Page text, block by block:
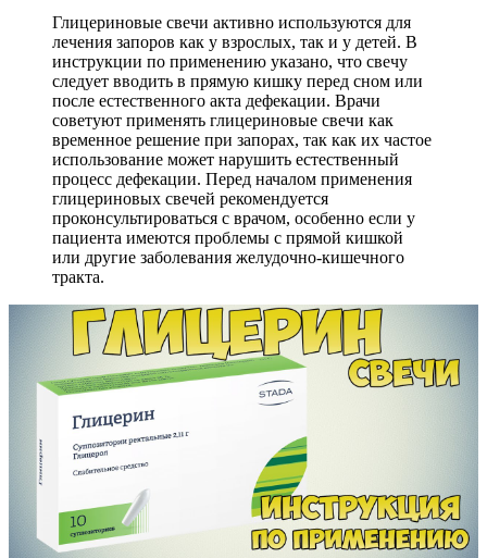
Глицериновые свечи активно используются для
лечения запоров как у взрослых, так и у детей. В
инструкции по применению указано, что свечу
следует вводить в прямую кишку перед сном или
после естественного акта дефекации. Врачи
советуют применять глицериновые свечи как
временное решение при запорах, так как их частое
использование может нарушить естественный
процесс дефекации. Перед началом применения
глицериновых свечей рекомендуется
проконсультироваться с врачом, особенно если у
пациента имеются проблемы с прямой кишкой
или другие заболевания желудочно-кишечного
тракта.